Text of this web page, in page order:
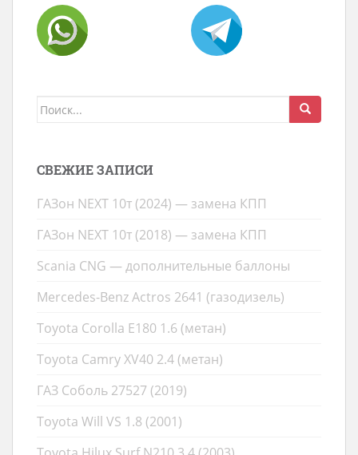
Поиск
СВЕЖИЕ ЗАПИСИ
ГАЗон NEXT 10т (2024) — замена КПП
ГАЗон NEXT 10т (2018) — замена КПП
Scania CNG — дополнительные баллоны
Mercedes-Benz Actros 2641 (газодизель)
Toyota Corolla E180 1.6 (метан)
Toyota Camry XV40 2.4 (метан)
ГАЗ Соболь 27527 (2019)
Toyota Will VS 1.8 (2001)